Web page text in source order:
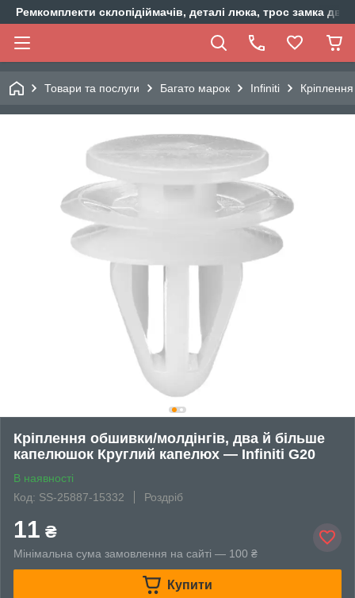
Ремкомплекти склопідіймачів, деталі люка, трос замка
Товари та послуги Багато марок Infiniti
Кріплення обшивки/молдінгів, два й більше
капелюшок Круглий капелюх — Infiniti G20
В наявності
Код: SS-25887-15332
Роздріб
11 ₴
Мінімальна сума замовлення на сайті — 100 ₴
Купити